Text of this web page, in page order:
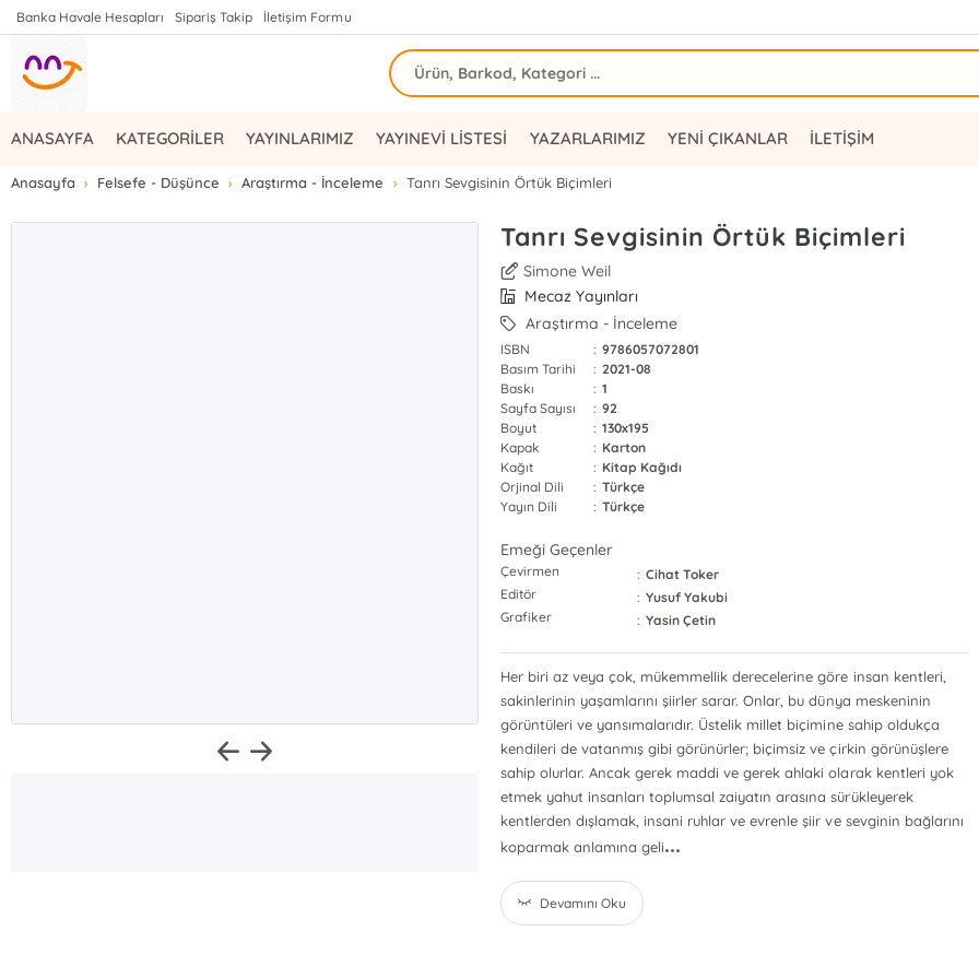
Banka Havale Hesapları Sipariş Takip İletişim Formu
ANASAYFA KATEGORİLER YAYINLARIMIZ YAYINEVİ LİSTESİ YAZARLARIMIZ YENİ ÇIKANLAR İLETİŞİM
Anasayfa Felsefe - Düşünce Araştırma - İnceleme Tanrı Sevgisinin Örtük Biçimleri
Tanrı Sevgisinin Örtük Biçimleri
Simone Weil
Mecaz Yayınları
Araştırma - İnceleme
ISBN : 9786057072801
Basım Tarihi
: 2021-08
Baskı
: 1
Sayfa Sayısı
: 92
Boyut
: 130x195
Kapak
: Karton
Kağıt
: Kitap Kağıdı
Orjinal Dili
: Türkçe
Yayın Dili
: Türkçe
Emeği Geçenler
Çevirmen : Cihat Toker
Editör
: Yusuf Yakubi
Grafiker
: Yasin Çetin
Her biri az veya çok, mükemmellik derecelerine göre insan kentleri,
sakinlerinin yaşamlarını şiirler sarar. Onlar, bu dünya meskeninin
görüntüleri ve yansımalarıdır. Üstelik millet biçimine sahip oldukça
kendileri de vatanmış gibi görünürler; biçimsiz ve çirkin görünüşlere
sahip olurlar. Ancak gerek maddi ve gerek ahlaki olarak kentleri yok
etmek yahut insanları toplumsal zaiyatın arasına sürükleyerek
kentlerden dışlamak, insani ruhlar ve evrenle şiir ve sevginin bağlarını
koparmak anlamına geli...
Devamını Oku